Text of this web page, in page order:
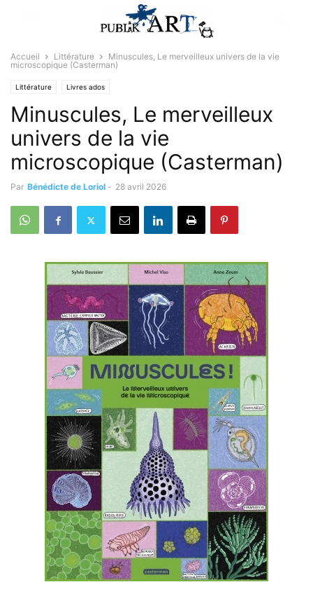
Accueil Littérature
Minuscules, Le merveilleux univers de la vie
microscopique (Casterman)
Littérature Livres ados
Minuscules, Le merveilleux
univers de la vie
microscopique (Casterman)
Par Bénédicte de Loriol - 28 avril 2026